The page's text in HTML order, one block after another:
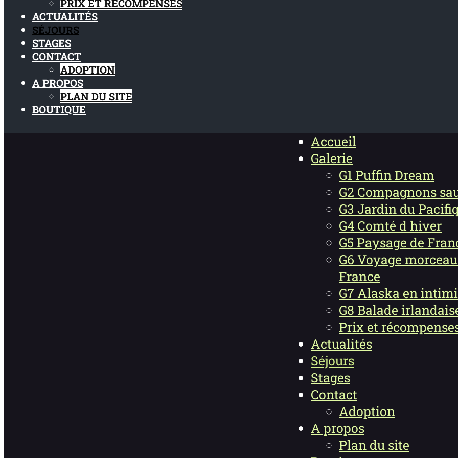
PRIX ET RÉCOMPENSES
ACTUALITÉS
SÉJOURS
STAGES
CONTACT
ADOPTION
A PROPOS
PLAN DU SITE
BOUTIQUE
Accueil
Galerie
G1 Puffin Dream
G2 Compagnons
G3 Jardin du
G4 Comté d hiver​
G5 Paysage de
G6 Voyage
France
G7 Alaska en
G8 Balade
Prix et
Actualités
Séjours
Stages
Contact
Adoption
A propos
Plan du site